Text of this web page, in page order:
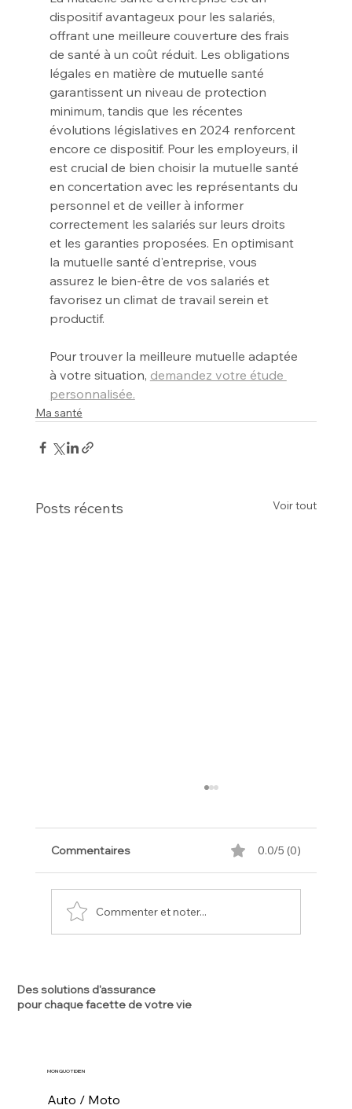
Des solutions d'assurance
pour chaque facette de votre vie
MON QUOTIDIEN
Auto / Moto
dispositif avantageux pour les salariés,
offrant une meilleure couverture des frais
de santé à un coût réduit. Les obligations
légales en matière de mutuelle santé
garantissent un niveau de protection
minimum, tandis que les récentes
évolutions législatives en 2024 renforcent
encore ce dispositif. Pour les employeurs, il
est crucial de bien choisir la mutuelle santé
en concertation avec les représentants du
personnel et de veiller à informer
correctement les salariés sur leurs droits
et les garanties proposées. En optimisant
la mutuelle santé d'entreprise, vous
assurez le bien-être de vos salariés et
favorisez un climat de travail serein et
productif.
Pour trouver la meilleure mutuelle adaptée
à votre situation, demandez votre étude
personnalisée.
Ma santé
Posts récents Voir tout
Carcassonne : les 5 erreurs à éviter
avant de faire votre choix
Commentaires 0.0/5 (0)
Commenter et noter...